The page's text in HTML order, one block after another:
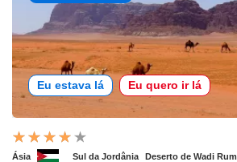
Eu estava lá Eu quero ir lá
Ásia Sul da Jordânia Deserto de Wadi Rum